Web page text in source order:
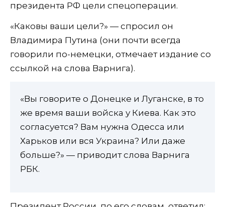
президента РФ цели спецоперации.
«Каковы ваши цели?» — спросил он
Владимира Путина (они почти всегда
говорили по-немецки, отмечает издание со
ссылкой на слова Варнига).
«Вы говорите о Донецке и Луганске, в то
же время ваши войска у Киева. Как это
согласуется? Вам нужна Одесса или
Харьков или вся Украина? Или даже
больше?» — приводит слова Варнига
РБК.